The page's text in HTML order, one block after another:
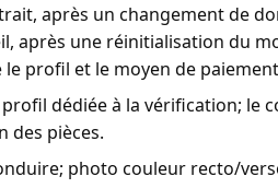
après un changement de
après une réinitialisation du
profil et le moyen de
dédiée à la vérification; le
des pièces.
photo couleur recto/